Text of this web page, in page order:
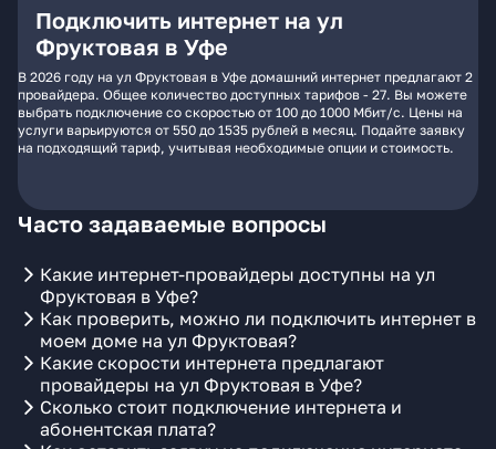
Подключить интернет на ул
Фруктовая в Уфе
В 2026 году на ул Фруктовая в Уфе домашний интернет предлагают 2
провайдера. Общее количество доступных тарифов - 27. Вы можете
выбрать подключение со скоростью от 100 до 1000 Мбит/с. Цены на
услуги варьируются от 550 до 1535 рублей в месяц. Подайте заявку
на подходящий тариф, учитывая необходимые опции и стоимость.
Часто задаваемые вопросы
Какие интернет-провайдеры доступны на ул
Фруктовая в Уфе?
Как проверить, можно ли подключить интернет в
моем доме на ул Фруктовая?
Какие скорости интернета предлагают
провайдеры на ул Фруктовая в Уфе?
Сколько стоит подключение интернета и
абонентская плата?